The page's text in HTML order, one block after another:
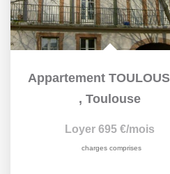
, Toulouse
Loyer 695 €/mois
charges comprises